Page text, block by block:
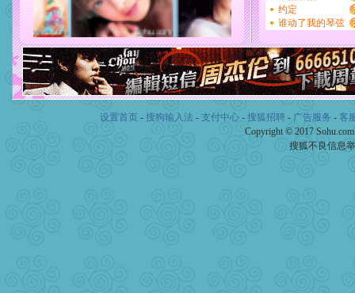
设置首页 - 搜狗输入法 - 支付中心- 搜狐招聘- 广告服务 - 客
Copyright © 2017
搜狐不良信息